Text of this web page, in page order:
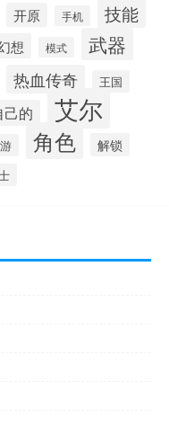
开原 手机
技能
想 模式 武器
热血传奇 王国
己的 艾尔
角色 解锁